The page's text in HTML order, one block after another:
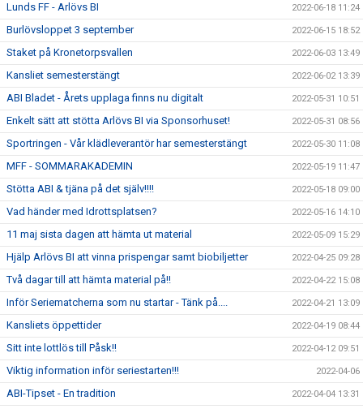
Lunds FF - Arlövs BI 2022-06-18 11:24
Burlövsloppet 3 september 2022-06-15 18:52
Staket på Kronetorpsvallen 2022-06-03 13:49
Kansliet semesterstängt 2022-06-02 13:39
ABI Bladet - Årets upplaga finns nu digitalt 2022-05-31 10:51
Enkelt sätt att stötta Arlövs BI via Sponsorhuset! 2022-05-31 08:56
Sportringen - Vår klädleverantör har semesterstängt 2022-05-30 11:08
MFF - SOMMARAKADEMIN 2022-05-19 11:47
Stötta ABI & tjäna på det själv!!!! 2022-05-18 09:00
Vad händer med Idrottsplatsen? 2022-05-16 14:10
11 maj sista dagen att hämta ut material 2022-05-09 15:29
Hjälp Arlövs BI att vinna prispengar samt biobiljetter 2022-04-25 09:28
Två dagar till att hämta material på!! 2022-04-22 15:08
Inför Seriematcherna som nu startar - Tänk på.... 2022-04-21 13:09
Kansliets öppettider 2022-04-19 08:44
Sitt inte lottlös till Påsk!! 2022-04-12 09:51
Viktig information inför seriestarten!!! 2022-04-06
ABI-Tipset - En tradition 2022-04-04 13:31